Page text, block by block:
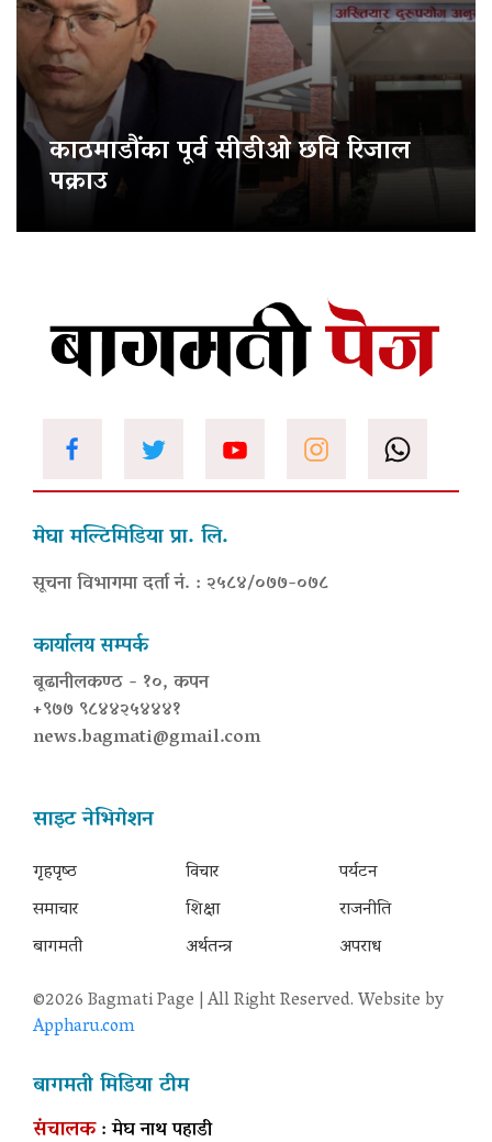
काठमाडौंका पूर्व सीडीओ छवि रिजाल
पक्राउ
मेघा मल्टिमिडिया प्रा. लि.
सूचना विभागमा दर्ता नं. : २५८४/०७७-०७८
कार्यालय सम्पर्क
बूढानीलकण्ठ - १०, कपन
+९७७ ९८४४२५४४४१
news.bagmati@gmail.com
साइट नेभिगेशन
गृहपृष्‍ठ
समाचार
बागमती
विचार
शिक्षा
अर्थतन्त्र
पर्यटन
राजनीति
अपराध
©2026 Bagmati Page | All Right Reserved. Website by
Appharu.com
बागमती मिडिया टीम
संचालक: मेघ नाथ पहाडी